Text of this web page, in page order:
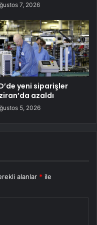
7, 2026
yeni siparişler
azaldı
5, 2026
alanlar * ile